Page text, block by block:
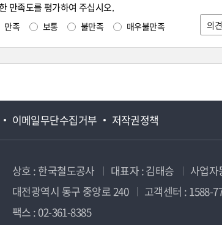
만족도를 평가하여 주십시오.
만족 보통 불만족 매우불만족
이메일무단수집거부 저작권정책
상호 : 한국철도공사 대표자 : 김태승 사업자
대전광역시 동구 중앙로 240
고객센터 : 1588-
팩스 : 02-361-8385